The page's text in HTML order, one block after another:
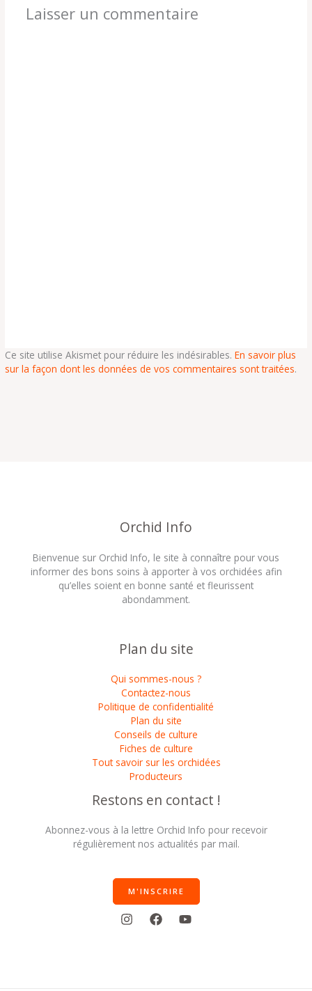
Laisser un commentaire
Ce site utilise Akismet pour réduire les indésirables.En savoir plus
sur la façon dont les données de vos commentaires sont traitées.
Orchid Info
Bienvenue sur Orchid Info, le site à connaître pour vous
informer des bons soins à apporter à vos orchidées afin
qu’elles soient en bonne santé et fleurissent
abondamment.
Plan du site
Qui sommes-nous ?
Contactez-nous
Politique de confidentialité
Plan du site
Conseils de culture
Fiches de culture
Tout savoir sur les orchidées
Producteurs
Restons en contact !
Abonnez-vous à la lettre Orchid Info pour recevoir
régulièrement nos actualités par mail.
M'INSCRIRE